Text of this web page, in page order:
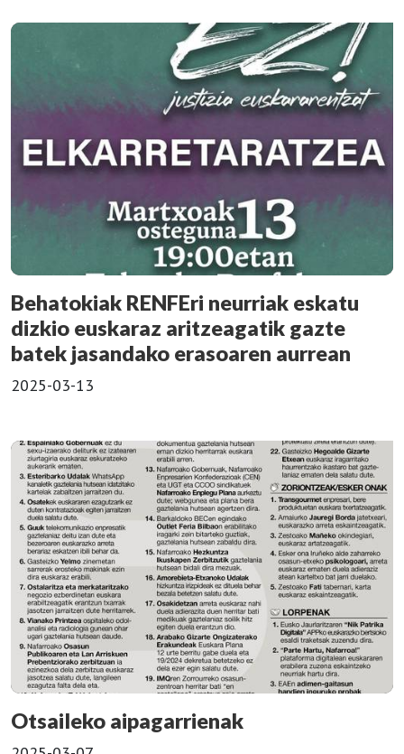
Behatokiak RENFEri neurriak eskatu
dizkio euskaraz aritzeagatik gazte
batek jasandako erasoaren aurrean
2025-03-13
Otsaileko aipagarrienak